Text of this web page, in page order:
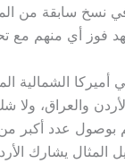
نسخ سابقة من
أي منهم مع
في مونديال 2026 الحالي في
والعراق، ولا
كأس العالم من 32 إلى 48، أسهم
المثال يشارك